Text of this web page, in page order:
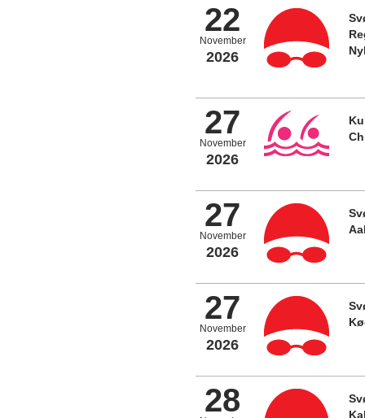
22
November
2026
27
November
2026
27
November
2026
27
November
2026
28